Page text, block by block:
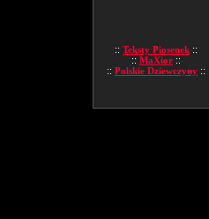
:: Teksty Piosenek ::
:: MaXior ::
:: Polskie Dziewczyny ::